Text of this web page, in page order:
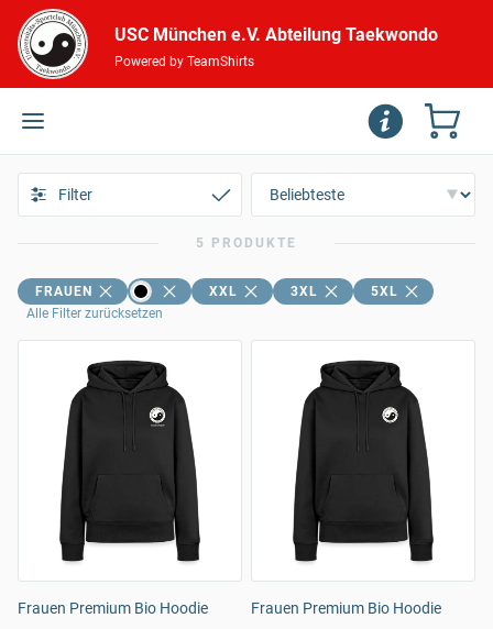
USC München e.V. Abteilung Taekwondo
Powered by TeamShirts
Filter
5 PRODUKTE
FRAUEN XXL 3XL
5XL
Alle Filter zurücksetzen
Frauen Premium Bio Hoodie
Frauen Premium Bio Hoodie